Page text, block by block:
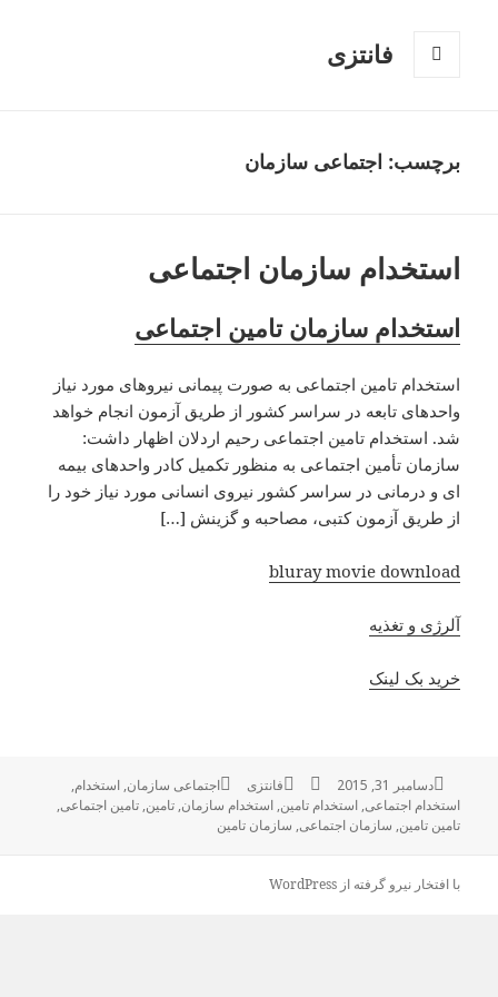
فانتزی
برچسب: اجتماعی سازمان
استخدام سازمان اجتماعی
استخدام سازمان تامین اجتماعی
استخدام تامین اجتماعی به صورت پیمانی نیروهای مورد نیاز
واحدهای تابعه در سراسر کشور از طریق آزمون انجام خواهد
شد. استخدام تامین اجتماعی رحیم اردلان اظهار داشت:
سازمان تأمین اجتماعی به منظور تکمیل کادر واحدهای بیمه
ای و درمانی در سراسر کشور نیروی انسانی مورد نیاز خود را
از طریق آزمون کتبی، مصاحبه و گزینش […]
bluray movie download
آلرژی و تغذیه
خرید بک لینک
ارسال
شده
در
دسامبر 31, 2015 نویسندهدسته‌ها
فانتزی برچسب‌ها
اجتماعی سازمان,استخدام,
استخدام اجتماعی,استخدام تامین,استخدام سازمان,تامین,تامین اجتماعی,
تامین تامین, سازمان اجتماعی, سازمان تامین
با افتخار نیرو گرفته از WordPress